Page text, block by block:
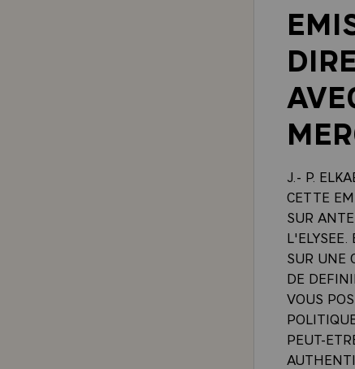
J.- P.
CETTE
SUR
SUR UNE
DE
VOUS
PEUT-